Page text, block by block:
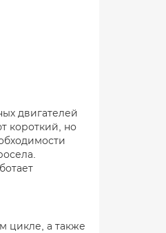
двигателей
короткий, но
цикле, а также